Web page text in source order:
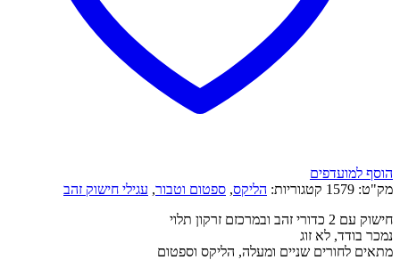
הוסף למועדפים
מק"ט: 1579 קטגוריות: הליקס, ספטום וטבור, עגילי חישוק זהב
חישוק עם 2 כדורי זהב ובמרכזם זרקון תלוי
נמכר בודד, לא זוג
מתאים לחורים שניים ומעלה, הליקס וספטום